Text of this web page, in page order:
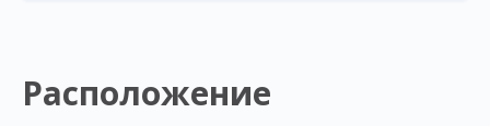
Расположение